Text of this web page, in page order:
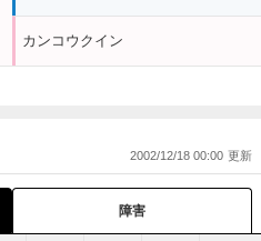
カンコウクイン
2002/12/18 00:00
障害